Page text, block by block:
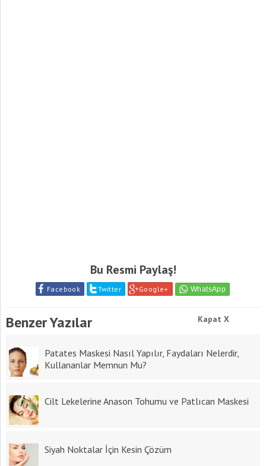
Bu Resmi Paylaş!
Facebook Twitter Google+
Benzer Yazılar
Patates Maskesi Nasıl Yapılır, Faydaları Nelerdir,
Kullananlar Memnun Mu?
Cilt Lekelerine Anason Tohumu ve Patlıcan Maskesi
Siyah Noktalar İçin Kesin Çözüm
Kapat X